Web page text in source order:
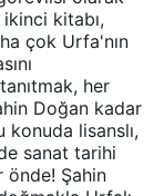
kitabı,
çok Urfa'nın
her
Doğan kadar
konuda lisanslı,
sanat tarihi
önde! Şahin